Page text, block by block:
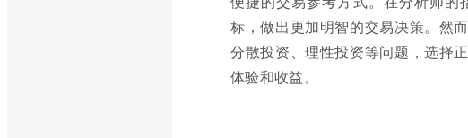
标，做出更加明智的交易决策。然
分散投资、理性投资等问题，选择
体验和收益。